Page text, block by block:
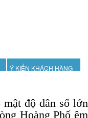
Ý KIẾN KHÁCH HÀNG
độ dân số lớn
Hoàng Phố êm